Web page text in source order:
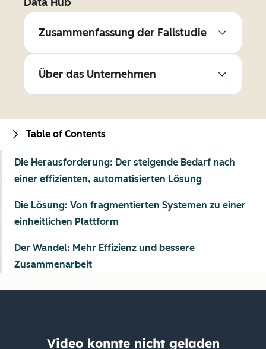
Zusammenfassung der Fallstudie
Über das Unternehmen
Table of Contents
Die Herausforderung: Der steigende Bedarf nach
einer effizienten, automatisierten Lösung
Die Lösung: Von fragmentierten Systemen zu einer
einheitlichen Plattform
Der Wandel: Mehr Effizienz und bessere
Zusammenarbeit